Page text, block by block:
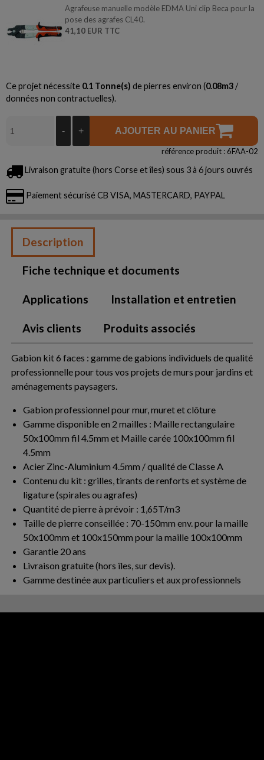
Agrafeuse manuelle modèle EDMA Uni clip Beca pour la
pose des agrafes CL40.
41,10 EUR TTC
Ce projet nécessite 0.1 Tonne(s) de pierres environ (0.08m3 /
données non contractuelles).
- + AJOUTER AU PANIER
référence produit : 6FAA-02
Livraison gratuite (hors Corse et îles) sous 3 à 6 jours ouvrés
Paiement sécurisé CB VISA, MASTERCARD, PAYPAL
Description
Fiche technique et documents
Applications Installation et entretien
Avis clients Produits associés
Gabion kit 6 faces : gamme de gabions individuels de qualité
professionnelle pour tous vos projets de murs pour jardins et
aménagements paysagers.
Gabion professionnel pour mur, muret et clôture
Gamme disponible en 2 mailles : Maille rectangulaire
50x100mm fil 4.5mm et Maille carée 100x100mm fil
4.5mm
Acier Zinc-Aluminium 4.5mm / qualité de Classe A
Contenu du kit : grilles, tirants de renforts et système de
ligature (spirales ou agrafes)
Quantité de pierre à prévoir : 1,65T/m3
Taille de pierre conseillée : 70-150mm env. pour la maille
50x100mm et 100x150mm pour la maille 100x100mm
Garantie 20 ans
Livraison gratuite (hors îles, sur devis).
Gamme destinée aux particuliers et aux professionnels